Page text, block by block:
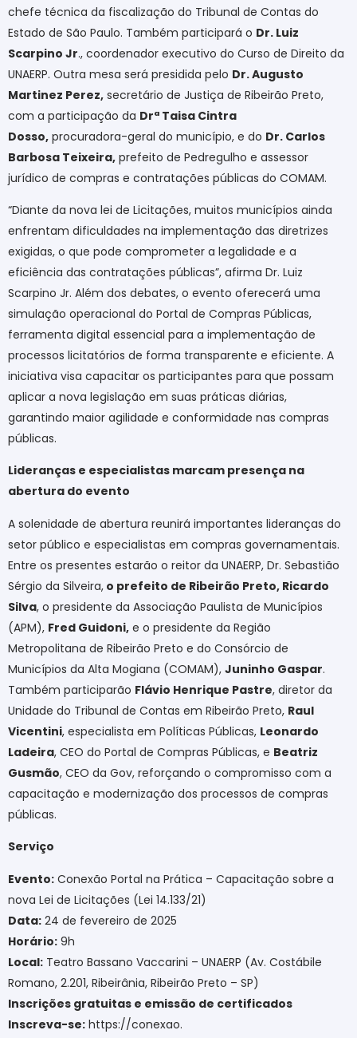
chefe técnica da fiscalização do Tribunal de Contas do
Estado de São Paulo. Também participará o Dr. Luiz
Scarpino Jr., coordenador executivo do Curso de Direito da
UNAERP. Outra mesa será presidida pelo Dr. Augusto
Martinez Perez, secretário de Justiça de Ribeirão Preto,
com a participação da Drª Taisa Cintra
Dosso, procuradora-geral do município, e do Dr. Carlos
Barbosa Teixeira, prefeito de Pedregulho e assessor
jurídico de compras e contratações públicas do COMAM.
“Diante da nova lei de Licitações, muitos municípios ainda
enfrentam dificuldades na implementação das diretrizes
exigidas, o que pode comprometer a legalidade e a
eficiência das contratações públicas”, afirma Dr. Luiz
Scarpino Jr. Além dos debates, o evento oferecerá uma
simulação operacional do Portal de Compras Públicas,
ferramenta digital essencial para a implementação de
processos licitatórios de forma transparente e eficiente. A
iniciativa visa capacitar os participantes para que possam
aplicar a nova legislação em suas práticas diárias,
garantindo maior agilidade e conformidade nas compras
públicas.
Lideranças e especialistas marcam presença na
abertura do evento
A solenidade de abertura reunirá importantes lideranças do
setor público e especialistas em compras governamentais.
Entre os presentes estarão o reitor da UNAERP, Dr. Sebastião
Sérgio da Silveira, o prefeito de Ribeirão Preto, Ricardo
Silva, o presidente da Associação Paulista de Municípios
(APM), Fred Guidoni, e o presidente da Região
Metropolitana de Ribeirão Preto e do Consórcio de
Municípios da Alta Mogiana (COMAM), Juninho Gaspar.
Também participarão Flávio Henrique Pastre, diretor da
Unidade do Tribunal de Contas em Ribeirão Preto, Raul
Vicentini, especialista em Políticas Públicas, Leonardo
Ladeira, CEO do Portal de Compras Públicas, e Beatriz
Gusmão, CEO da Gov, reforçando o compromisso com a
capacitação e modernização dos processos de compras
públicas.
Serviço
Evento: Conexão Portal na Prática – Capacitação sobre a
nova Lei de Licitações (Lei 14.133/21)
Data: 24 de fevereiro de 2025
Horário: 9h
Local: Teatro Bassano Vaccarini – UNAERP (Av. Costábile
Romano, 2.201, Ribeirânia, Ribeirão Preto – SP)
Inscrições gratuitas e emissão de certificados
Inscreva-se: https://conexao.